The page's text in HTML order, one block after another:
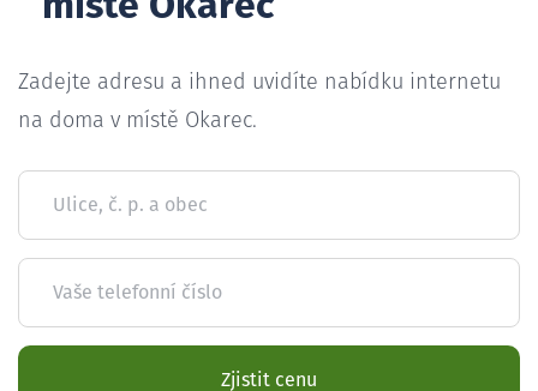
Zadejte adresu a ihned uvidíte nabídku internetu
na doma v místě Okarec.
Ulice, č. p. a obec
Vaše telefonní číslo
Zjistit cenu